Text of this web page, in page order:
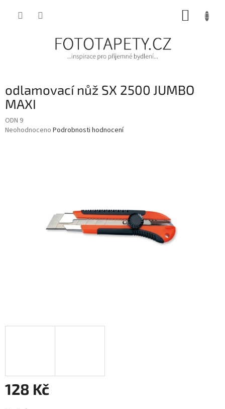
odlamovací nůž SX 2500 JUMBO
MAXI
ODN 9
Průměrné
Neohodnoceno Podrobnosti hodnocení
128 Kč